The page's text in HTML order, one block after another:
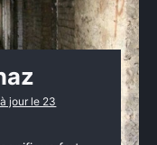
jour le 23